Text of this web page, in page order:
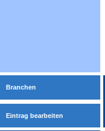
Branchen
Eintrag bearbeiten